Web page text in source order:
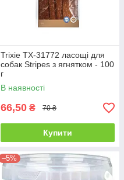
Trixie TX-31772 ласощі для
собак Stripes з ягнятком - 100
г
В наявності
66,50 ₴ 70 ₴
Купити
–5%